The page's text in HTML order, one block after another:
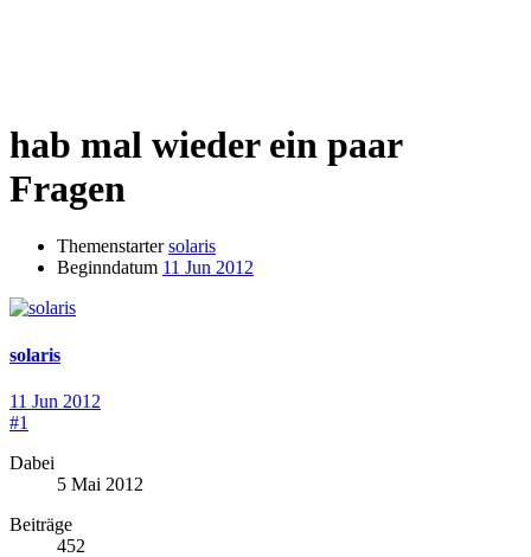
hab mal wieder ein paar
Fragen
Themenstarter solaris
Beginndatum 11 Jun 2012
solaris
11 Jun 2012
#1
Dabei
5 Mai 2012
Beiträge
452